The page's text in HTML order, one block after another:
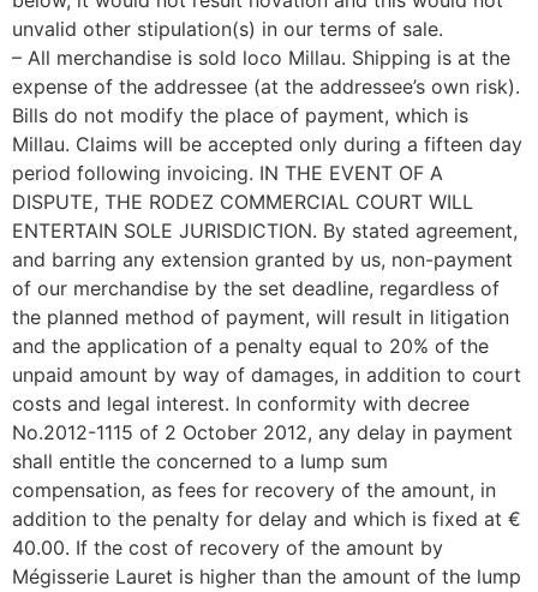
unvalid other stipulation(s) in our terms of sale.
– All merchandise is sold loco Millau. Shipping is at the
expense of the addressee (at the addressee’s own risk).
Bills do not modify the place of payment, which is
Millau. Claims will be accepted only during a fifteen day
period following invoicing. IN THE EVENT OF A
DISPUTE, THE RODEZ COMMERCIAL COURT WILL
ENTERTAIN SOLE JURISDICTION. By stated agreement,
and barring any extension granted by us, non-payment
of our merchandise by the set deadline, regardless of
the planned method of payment, will result in litigation
and the application of a penalty equal to 20% of the
unpaid amount by way of damages, in addition to court
costs and legal interest. In conformity with decree
No.2012-1115 of 2 October 2012, any delay in payment
shall entitle the concerned to a lump sum
compensation, as fees for recovery of the amount, in
addition to the penalty for delay and which is fixed at €
40.00. If the cost of recovery of the amount by
Mégisserie Lauret is higher than the amount of the lump